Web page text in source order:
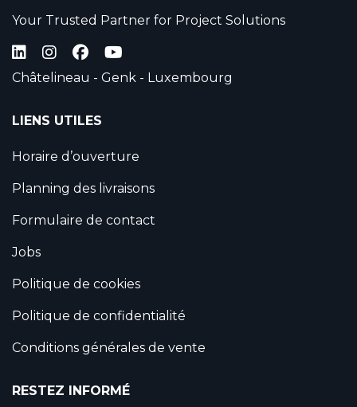
Your Trusted Partner for Project Solutions
Châtelineau - Genk - Luxembourg
LIENS UTILES
Horaire d’ouverture
Planning des livraisons
Formulaire de contact
Jobs
Politique de cookies
Politique de confidentialité
Conditions générales de vente
RESTEZ INFORMÉ